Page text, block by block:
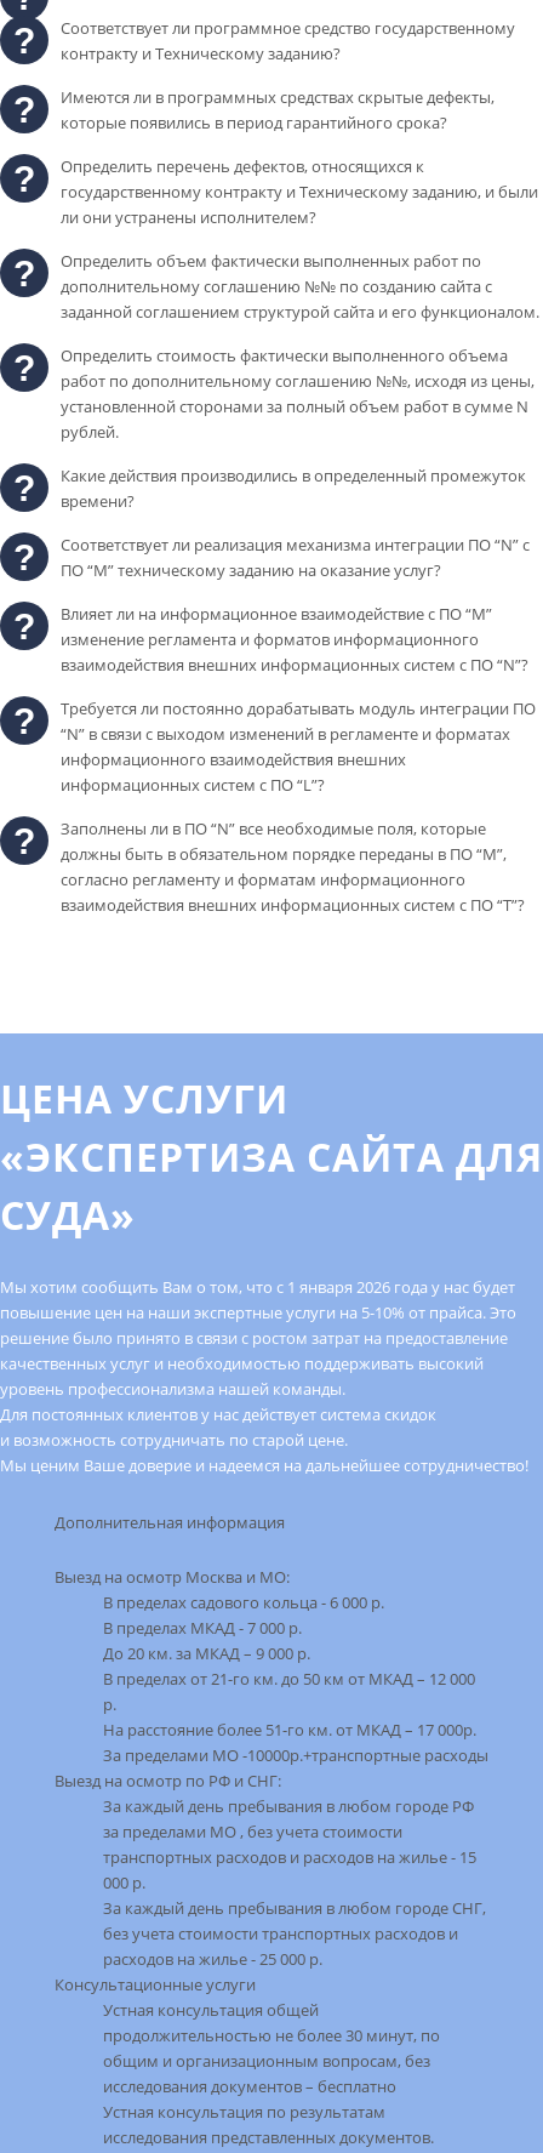
Соответствует ли программное средство государственному
контракту и Техническому заданию?
Имеются ли в программных средствах скрытые дефекты,
которые появились в период гарантийного срока?
Определить перечень дефектов, относящихся к
государственному контракту и Техническому заданию, и были
ли они устранены исполнителем?
Определить объем фактически выполненных работ по
дополнительному соглашению №№ по созданию сайта с
заданной соглашением структурой сайта и его функционалом.
Определить стоимость фактически выполненного объема
работ по дополнительному соглашению №№, исходя из цены,
установленной сторонами за полный объем работ в сумме N
рублей.
Какие действия производились в определенный промежуток
времени?
Соответствует ли реализация механизма интеграции ПО “N” с
ПО “M” техническому заданию на оказание услуг?
Влияет ли на информационное взаимодействие с ПО “M”
изменение регламента и форматов информационного
взаимодействия внешних информационных систем с ПО “N”?
Требуется ли постоянно дорабатывать модуль интеграции ПО
“N” в связи с выходом изменений в регламенте и форматах
информационного взаимодействия внешних
информационных систем с ПО “L”?
Заполнены ли в ПО “N” все необходимые поля, которые
должны быть в обязательном порядке переданы в ПО “М”,
согласно регламенту и форматам информационного
взаимодействия внешних информационных систем с ПО “Т”?
ЦЕНА УСЛУГИ
«ЭКСПЕРТИЗА САЙТА ДЛЯ
СУДА»
Мы хотим сообщить Вам о том, что с 1 января 2026 года у нас будет
повышение цен на наши экспертные услуги на 5-10% от прайса. Это
решение было принято в связи с ростом затрат на предоставление
качественных услуг и необходимостью поддерживать высокий
уровень профессионализма нашей команды.
Для постоянных клиентов у нас действует система скидок
и возможность сотрудничать по старой цене.
Мы ценим Ваше доверие и надеемся на дальнейшее сотрудничество!
Дополнительная информация
Выезд на оcмотр Москва и МО:
В пределах садового кольца - 6 000 р.
В пределах МКАД - 7 000 р.
До 20 км. за МКАД – 9 000 р.
В пределах от 21-го км. до 50 км от МКАД – 12 000
р.
На расстояние более 51-го км. от МКАД – 17 000р.
За пределами МО -10000р.+транспортные расходы
Выезд на осмотр по РФ и СНГ:
За каждый день пребывания в любом городе РФ
за пределами МО , без учета стоимости
транспортных расходов и расходов на жилье - 15
000 р.
За каждый день пребывания в любом городе СНГ,
без учета стоимости транспортных расходов и
расходов на жилье - 25 000 р.
Консультационные услуги
Устная консультация общей
продолжительностью не более 30 минут, по
общим и организационным вопросам, без
исследования документов – бесплатно
Устная консультация по результатам
исследования представленных документов.